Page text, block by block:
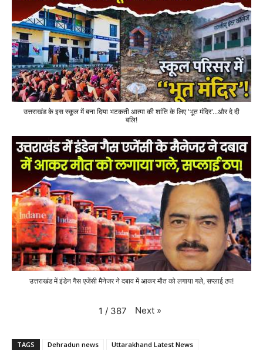
उत्तराखंड के इस स्कूल में बना दिया भटकती आत्मा की शांति के लिए 'भूत मंदिर'...और दे दी
बलि!
उत्तराखंड में इंडेन गैस एजेंसी मैनेजर ने दबाव में आकर मौत को लगाया गले, सप्लाई ठप!
1 / 387 Next »
TAGS Dehradun news Uttarakhand Latest News